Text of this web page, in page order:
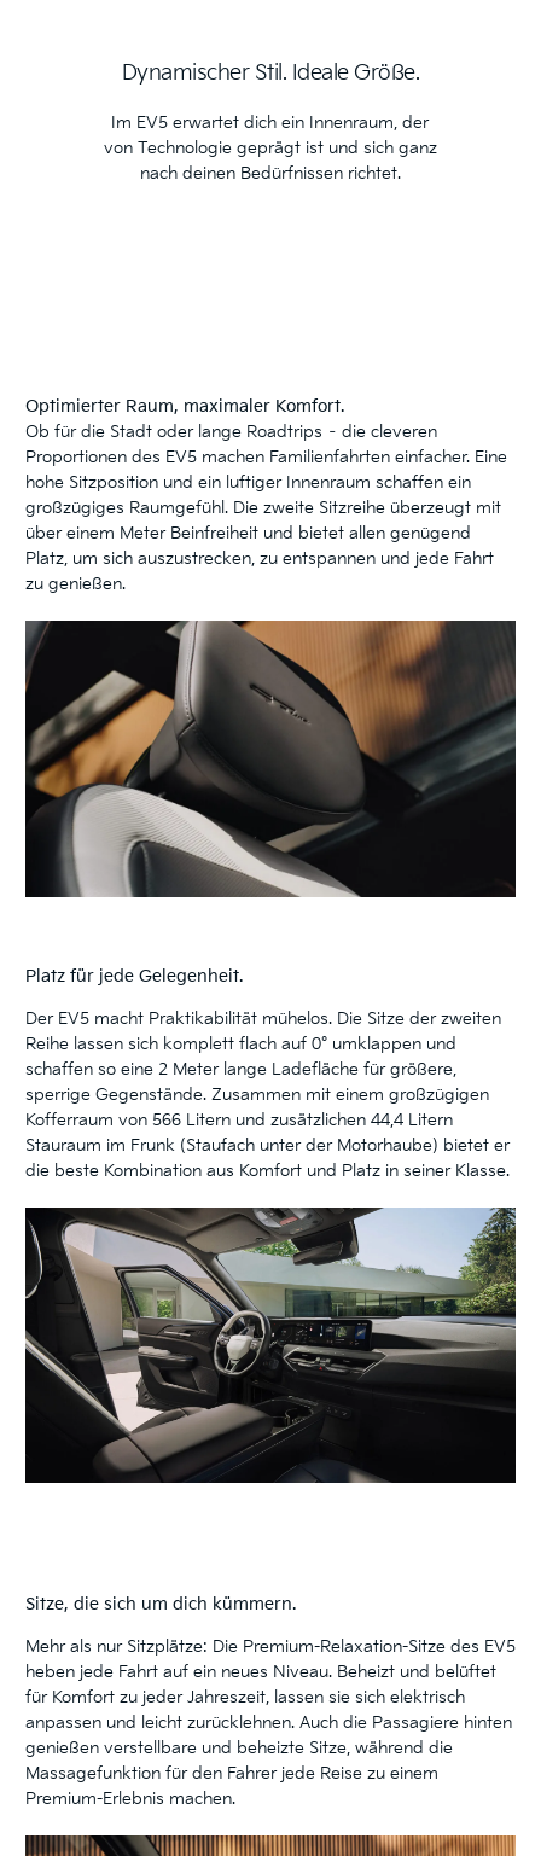
Dynamischer Stil. Ideale Größe.
Im EV5 erwartet dich ein Innenraum, der
von Technologie geprägt ist und sich ganz
nach deinen Bedürfnissen richtet.
Optimierter Raum, maximaler Komfort.
Ob für die Stadt oder lange Roadtrips – die cleveren
Proportionen des EV5 machen Familienfahrten einfacher. Eine
hohe Sitzposition und ein luftiger Innenraum schaffen ein
großzügiges Raumgefühl. Die zweite Sitzreihe überzeugt mit
über einem Meter Beinfreiheit und bietet allen genügend
Platz, um sich auszustrecken, zu entspannen und jede Fahrt
zu genießen.
Platz für jede Gelegenheit.
Der EV5 macht Praktikabilität mühelos. Die Sitze der zweiten
Reihe lassen sich komplett flach auf 0° umklappen und
schaffen so eine 2 Meter lange Ladefläche für größere,
sperrige Gegenstände. Zusammen mit einem großzügigen
Kofferraum von 566 Litern und zusätzlichen 44,4 Litern
Stauraum im Frunk (Staufach unter der Motorhaube) bietet er
die beste Kombination aus Komfort und Platz in seiner Klasse.
Sitze, die sich um dich kümmern.
Mehr als nur Sitzplätze: Die Premium-Relaxation-Sitze des EV5
heben jede Fahrt auf ein neues Niveau. Beheizt und belüftet
für Komfort zu jeder Jahreszeit, lassen sie sich elektrisch
anpassen und leicht zurücklehnen. Auch die Passagiere hinten
genießen verstellbare und beheizte Sitze, während die
Massagefunktion für den Fahrer jede Reise zu einem
Premium-Erlebnis machen.